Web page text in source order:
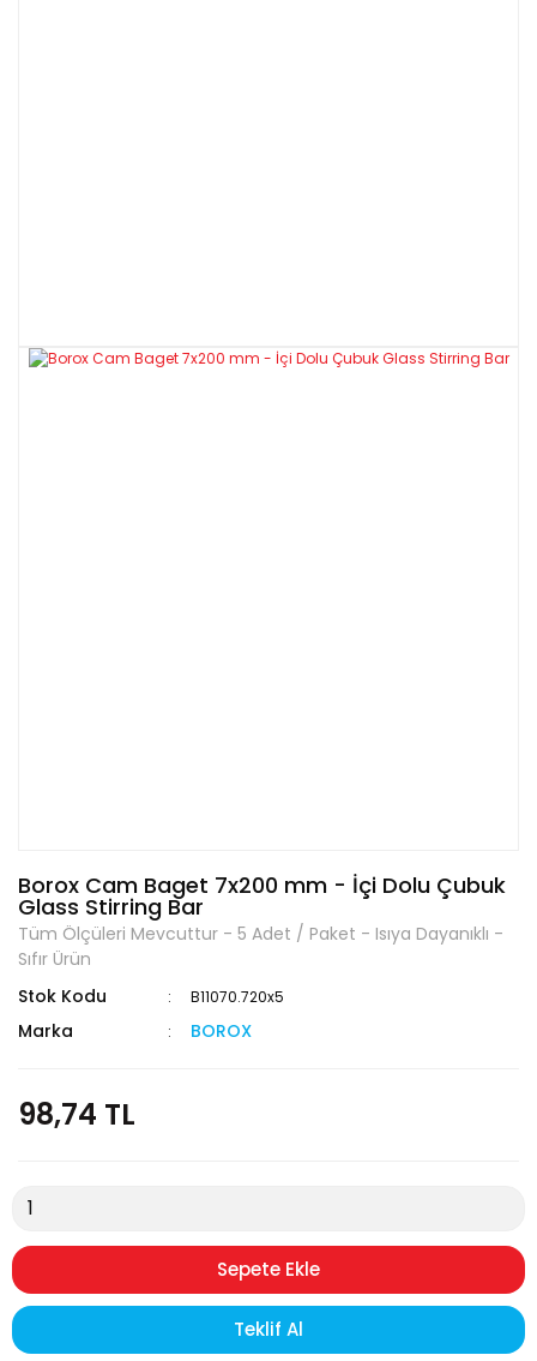
Borox Cam Baget 7x200 mm - İçi Dolu Çubuk
Glass Stirring Bar
Tüm Ölçüleri Mevcuttur - 5 Adet / Paket - Isıya Dayanıklı -
Sıfır Ürün
Stok Kodu
B11070.720x5
Marka BOROX
98,74 TL
Sepete Ekle
Teklif Al